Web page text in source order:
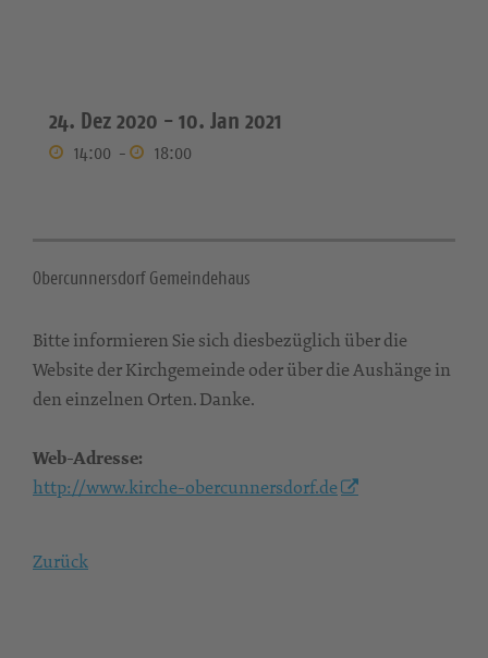
24. Dez 2020 - 10. Jan 2021
14:00 - 18:00
Obercunnersdorf Gemeindehaus
Bitte informieren Sie sich diesbezüglich über die
Website der Kirchgemeinde oder über die Aushänge in
den einzelnen Orten. Danke.
Web-Adresse:
http://www.kirche-obercunnersdorf.de
Zurück